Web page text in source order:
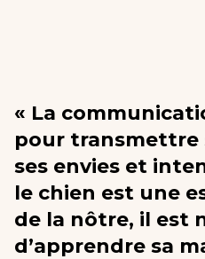
« La
pour transmettre
ses envies et
le chien est une
de la nôtre, il est
d’apprendre sa